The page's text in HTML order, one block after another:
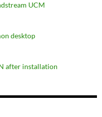
UCM
desktop
after installation